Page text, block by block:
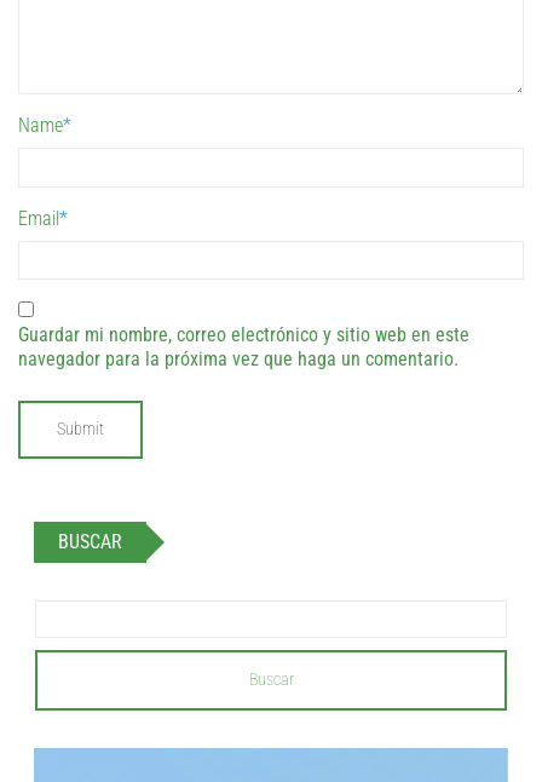
Name*
Email*
Guardar mi nombre, correo electrónico y sitio web en este
navegador para la próxima vez que haga un comentario.
BUSCAR
Buscar